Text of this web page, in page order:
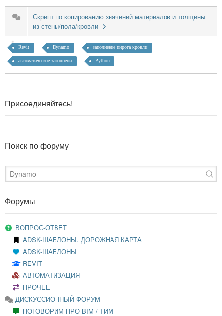
Скрипт по копированию значений материалов и толщины
из стены/пола/кровли
Revit Dynamo заполнение пирога кровли
автоматическое заполнени Python
Присоединяйтесь!
Поиск по форуму
Форумы
ВОПРОС-ОТВЕТ
ADSK-ШАБЛОНЫ. ДОРОЖНАЯ КАРТА
ADSK-ШАБЛОНЫ
REVIT
АВТОМАТИЗАЦИЯ
ПРОЧЕЕ
ДИСКУССИОННЫЙ ФОРУМ
ПОГОВОРИМ ПРО BIM / ТИМ